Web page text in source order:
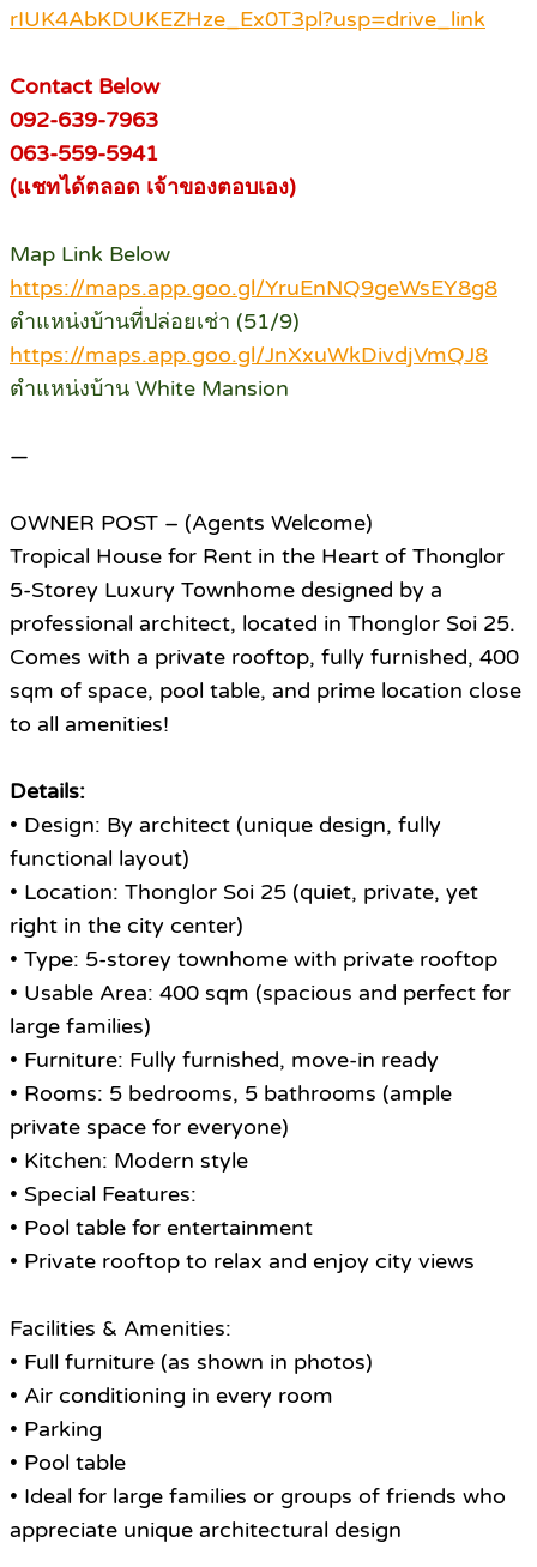
rIUK4AbKDUKEZHze_Ex0T3pl?usp=drive_link
Contact Below
092-639-7963
063-559-5941
(แชทได้ตลอด เจ้าของตอบเอง)
Map Link Below
https://maps.app.goo.gl/YruEnNQ9geWsEY8g8
ตำแหน่งบ้านที่ปล่อยเช่า (51/9)
https://maps.app.goo.gl/JnXxuWkDivdjVmQJ8
ตำแหน่งบ้าน White Mansion
—
OWNER POST – (Agents Welcome)
Tropical House for Rent in the Heart of Thonglor
5-Storey Luxury Townhome designed by a
professional architect, located in Thonglor Soi 25.
Comes with a private rooftop, fully furnished, 400
sqm of space, pool table, and prime location close
to all amenities!
Details:
• Design: By architect (unique design, fully
functional layout)
• Location: Thonglor Soi 25 (quiet, private, yet
right in the city center)
• Type: 5-storey townhome with private rooftop
• Usable Area: 400 sqm (spacious and perfect for
large families)
• Furniture: Fully furnished, move-in ready
• Rooms: 5 bedrooms, 5 bathrooms (ample
private space for everyone)
• Kitchen: Modern style
• Special Features:
• Pool table for entertainment
• Private rooftop to relax and enjoy city views
Facilities & Amenities:
• Full furniture (as shown in photos)
• Air conditioning in every room
• Parking
• Pool table
• Ideal for large families or groups of friends who
appreciate unique architectural design